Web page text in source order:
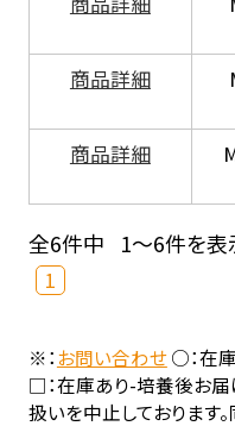
商品詳細
商品詳細
全6件中 1～6件を表
1
※：お問い合わせ○：在
□：在庫あり-培養後お
扱いを中止しております